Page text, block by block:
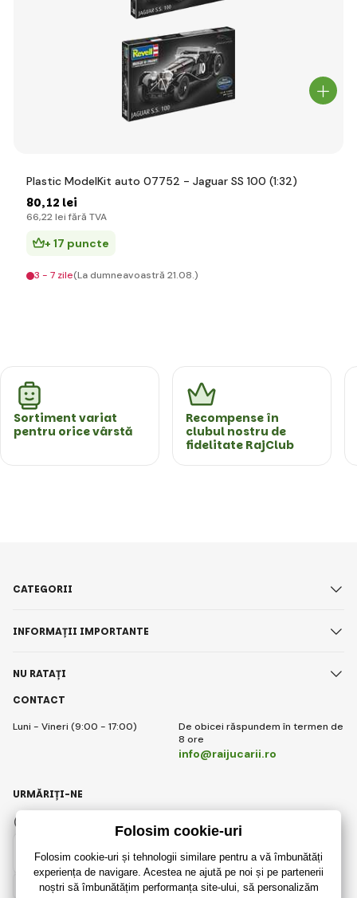
Plastic ModelKit auto 07752 - Jaguar SS 100 (1:32)
80,12 lei
66,22 lei fără TVA
+ 17 puncte
3 - 7 zile(La dumneavoastră 21.08.)
Sortiment variat
pentru orice vârstă
Recompense în
clubul nostru de
fidelitate RajClub
CONTACT
Luni - Vineri (9:00 - 17:00)
De obicei răspundem în termen de
8 ore
info@raijucarii.ro
CATEGORII
INFORMAȚII IMPORTANTE
NU RATAȚI
Romanian
URMĂRIȚI-NE
Instagram